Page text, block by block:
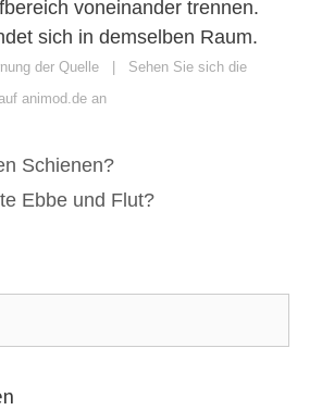
voneinander trennen.
sich in demselben Raum.
der Quelle | Sehen Sie sich die
animod.de an
Schienen?
Ebbe und Flut?